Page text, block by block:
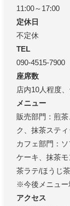
11:00～17:00
定休日
不定休
TEL
090-4515-7900
座席数
店内10人程度
メニュー
販売部門：煎
ク、抹茶スティ
カフェ部門：
ケーキ、抹茶
茶ラテ/ほうじ
※今後メニュー
アクセス